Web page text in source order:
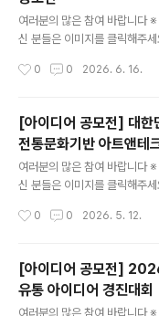
가능- (학생) 19세 미만 청소년
생, 검정고시 합격자 등) ◎ 참
Meta Quest..
여러분의 많은 참여 바랍니다
신 분들은 이미지를 클릭해주
공모전 ◎ 공모기간2026. 5.
공모주제[공모분야](1) AI 창
접근성(3) 운영 시설 이용 환
하나만 선택하여 제안 가능 ◎
건만 접수 가능(복수 응모 불
(cfac02@naver.com)*제목
정8길 5, 3층 천안문화재단 정
0 0 2026. 6. 16.
[아이디어 공모전] 대한
전통문화기반 아트앤테
여러분의 많은 참여 바랍니다
신 분들은 이미지를 클릭해주
술을 입힌다면 어떤 모습일까요
(국악, 한복, 한지, 공예, 회화
AI, 키넥트, 사운드, AR/VR 등
새로운 아트 장르 창작 ◎ 참가
◎ 공모기간2026. 4. 23.(목)
0 0 2026. 5. 12.
[아이디어 공모전]
유통 아이디어 경진대회
여러분의 많은 참여 바랍니다